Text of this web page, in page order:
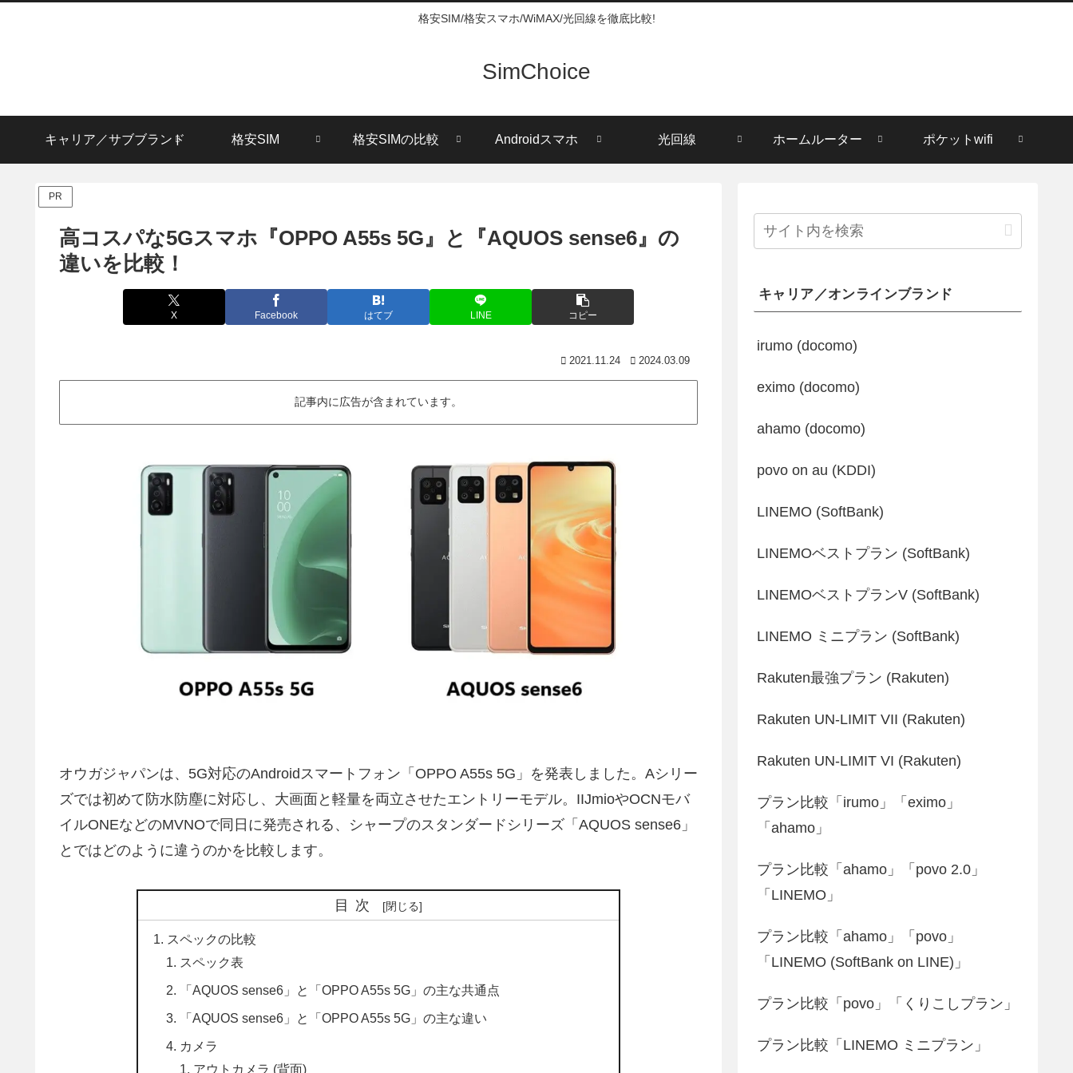
格安SIM/格安スマホ/WiMAX/光回線を徹底比較!
SimChoice
キャリア／サブブランド 格安SIM 格安SIMの比較 Androidスマホ 光回線 ホームルーター ポケットwifi
PR
高コスパな5Gスマホ『OPPO A55s 5G』と『AQUOS sense6』の
違いを比較！
X Facebook はてブ LINE コピー
2021.11.24 2024.03.09
記事内に広告が含まれています。
オウガジャパンは、5G対応のAndroidスマートフォン「OPPO A55s 5G」を発表しました。Aシリー
ズでは初めて防水防塵に対応し、大画面と軽量を両立させたエントリーモデル。IIJmioやOCNモバ
イルONEなどのMVNOで同日に発売される、シャープのスタンダードシリーズ「AQUOS sense6」
とではどのように違うのかを比較します。
目次
スペックの比較
スペック表
「AQUOS sense6」と「OPPO A55s 5G」の主な共通点
「AQUOS sense6」と「OPPO A55s 5G」の主な違い
カメラ
アウトカメラ (背面)
キャリア／オンラインブランド
irumo (docomo)
eximo (docomo)
ahamo (docomo)
povo on au (KDDI)
LINEMO (SoftBank)
LINEMOベストプラン (SoftBank)
LINEMOベストプランV (SoftBank)
LINEMO ミニプラン (SoftBank)
Rakuten最強プラン (Rakuten)
Rakuten UN-LIMIT VII (Rakuten)
Rakuten UN-LIMIT VI (Rakuten)
プラン比較「irumo」「eximo」
「ahamo」
プラン比較「ahamo」「povo 2.0」
「LINEMO」
プラン比較「ahamo」「povo」
「LINEMO (SoftBank on LINE)」
プラン比較「povo」「くりこしプラン」
プラン比較「LINEMO ミニプラン」